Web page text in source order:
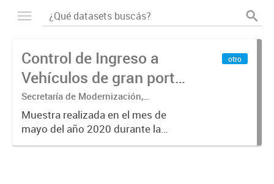
Control de Ingreso a
Vehículos de gran porte
2020
Secretaría de Modernización,
Innovación, Desarrollo Tecnológico y
Educación - Dirección de Industria -
Departamento Municipal de
Estadísticas
Muestra realizada en el mes de
mayo del año 2020 durante la
semana del 11 al 16 del mismo
otro